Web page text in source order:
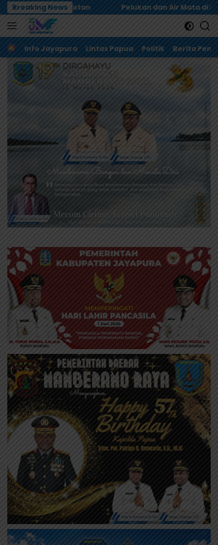
Langsung
ke
konten
Breaking News
Pelukan dan Air Mata di Biak, Dualisme Dewan Adat
Home
Info Jayapura Lintas Papua Politik Berita